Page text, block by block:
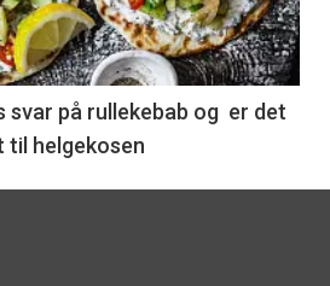
svar på rullekebab og er det
til helgekosen